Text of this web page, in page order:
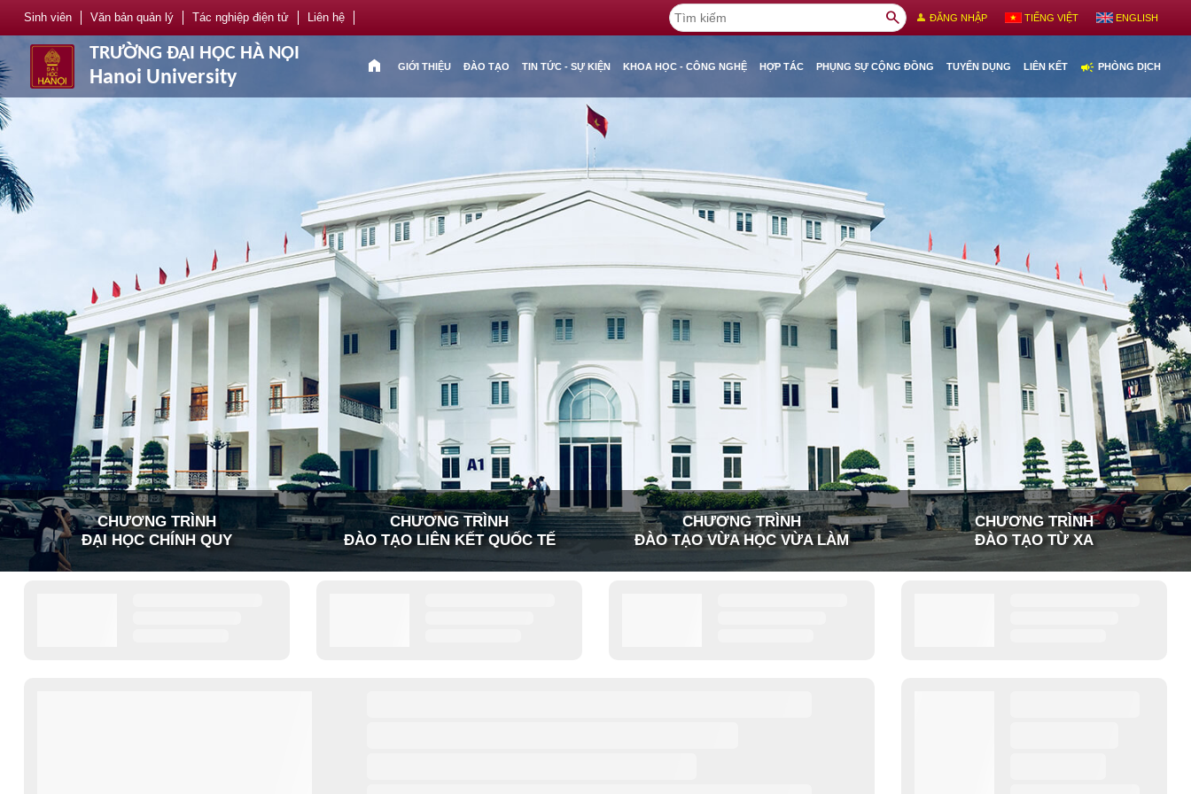
Sinh viên Văn bản quản lý Tác nghiệp điện tử Liên hệ search person ĐĂNG NHẬP TIẾNG VIỆT ENGLISH
TRƯỜNG ĐẠI HỌC HÀ NỘI
Hanoi University
home GIỚI THIỆU ĐÀO TẠO TIN TỨC - SỰ KIỆN KHOA HỌC - CÔNG NGHỆ HỢP TÁC PHỤNG SỰ CỘNG ĐỒNG TUYỂN DỤNG LIÊN KẾT campaign PHÒNG DỊCH
CHƯƠNG TRÌNH
ĐẠI HỌC CHÍNH QUY
CHƯƠNG TRÌNH
ĐÀO TẠO LIÊN KẾT QUỐC TẾ
CHƯƠNG TRÌNH
ĐÀO TẠO VỪA HỌC VỪA LÀM
CHƯƠNG TRÌNH
ĐÀO TẠO TỪ XA